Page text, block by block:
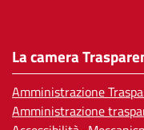
La camera
Amministrazione
Amministrazione